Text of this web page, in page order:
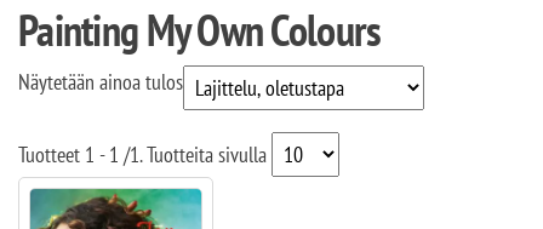
Painting My Own Colours
Näytetään ainoa tulos
Tuotteet 1 - 1 /1. Tuotteita sivulla